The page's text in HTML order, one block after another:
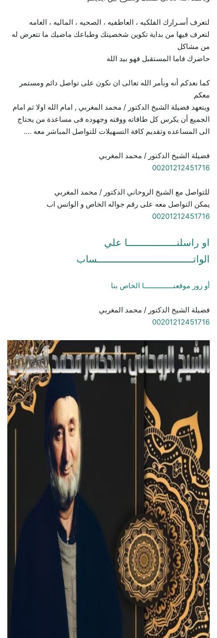
لتعرف أسـرارك الفلكيه ، العاطفيه ، الصحيه ، الماليه ، العامه
لتعرف فيها من بداية تكوين شخصيتك وطباعك ماضيك ما تتعرض له
من مشاكل
حاضرك فاما المستقبل فهو بيد الله
كما نعدكم أنه وبأمر الله تعالى ان نكون على تواصل دائم ومستمر
معكم
ويتعهد فضيلة الشيخ الدكتور / محمد المغربي , امام الله اولا ثم امام
الجميع أن يكرس كل طاقاته ووقته وجهوده فى مساعدة من يحتاج
الى المساعده وتقديم كافة التسهيلات للتواصل المباشر معه ….
فضيلة الشيخ الدكتور / محمد المغربي
00201212451716
للتواصل مع الشيخ الروحاني الدكتور / محمد المغربي
يمكن التواصل معه على رقم جواله الخاص و الواتس اب
00201212451716
او راسلنـــــــــــــــــا علي
الواتـــــــــــــــــــــــــــــــــساب
أو زور موقعنـــــــــــــــا الخاص بنا
فضيلة الشيخ الدكتور / محمد المغربي
00201212451716